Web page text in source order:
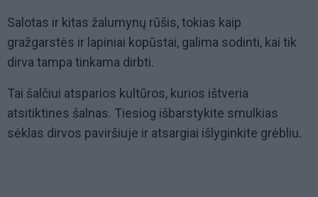
Salotas ir kitas žalumynų rūšis, tokias kaip
gražgarstės ir lapiniai kopūstai, galima sodinti, kai tik
dirva tampa tinkama dirbti.
Tai šalčiui atsparios kultūros, kurios ištveria
atsitiktines šalnas. Tiesiog išbarstykite smulkias
sėklas dirvos paviršiuje ir atsargiai išlyginkite grėbliu.